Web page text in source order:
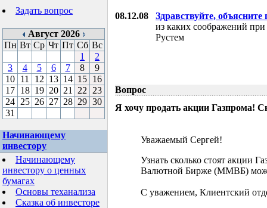
Задать вопрос
Август 2026
Пн Вт Ср Чт Пт Сб Вс
1
2
3
4 5 6 7 8
9
10 11 12 13 14 15 16
17 18 19 20 21 22
23
24 25 26 27 28 29 30
31
Начинающему
инвестору
Начинающему
инвестору о ценных
бумагах
Основы теханализа
Сказка об инвесторе
08.12.08
Здравствуйте, объясните
из каких соображений
Рустем
Вопрос
Я хочу продать акции Газпрома!
Уважаемый Сергей!
Узнать сколько стоят акции
Валютной Бирже (ММВБ)
С уважением, Клиентский